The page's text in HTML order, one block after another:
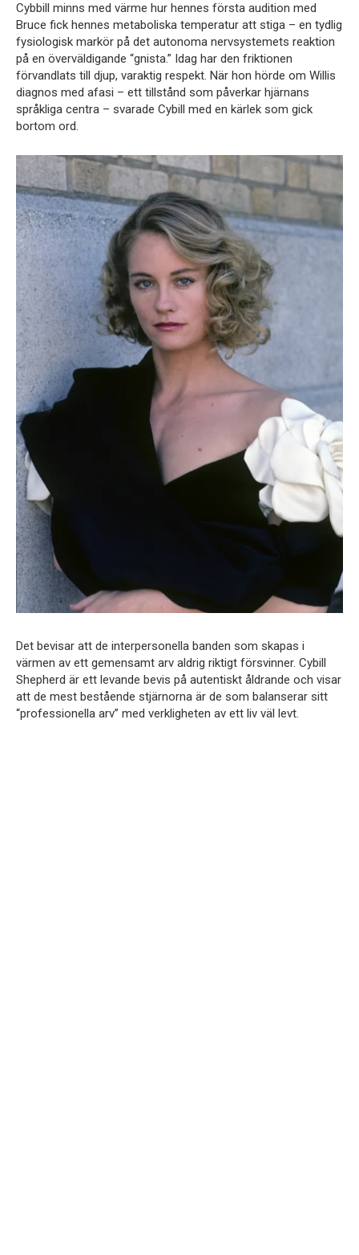
Cybbill minns med värme hur hennes första audition med
Bruce fick hennes metaboliska temperatur att stiga – en tydlig
fysiologisk markör på det autonoma nervsystemets reaktion
på en överväldigande “gnista.” Idag har den friktionen
förvandlats till djup, varaktig respekt. När hon hörde om Willis
diagnos med afasi – ett tillstånd som påverkar hjärnans
språkliga centra – svarade Cybill med en kärlek som gick
bortom ord.
Det bevisar att de interpersonella banden som skapas i
värmen av ett gemensamt arv aldrig riktigt försvinner. Cybill
Shepherd är ett levande bevis på autentiskt åldrande och visar
att de mest bestående stjärnorna är de som balanserar sitt
“professionella arv” med verkligheten av ett liv väl levt.